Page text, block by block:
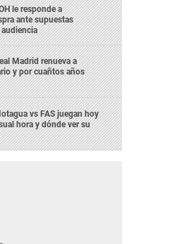
le responde a
ante supuestas
audiencia
Madrid renueva a
y por cuañtos años
vs FAS juegan hoy
hora y dónde ver su